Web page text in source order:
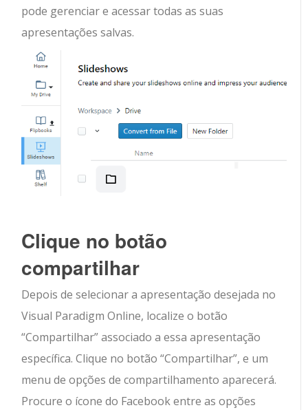
pode gerenciar e acessar todas as suas
apresentações salvas.
Clique no botão
compartilhar
Depois de selecionar a apresentação desejada no
Visual Paradigm Online, localize o botão
“Compartilhar” associado a essa apresentação
específica. Clique no botão “Compartilhar”, e um
menu de opções de compartilhamento aparecerá.
Procure o ícone do Facebook entre as opções